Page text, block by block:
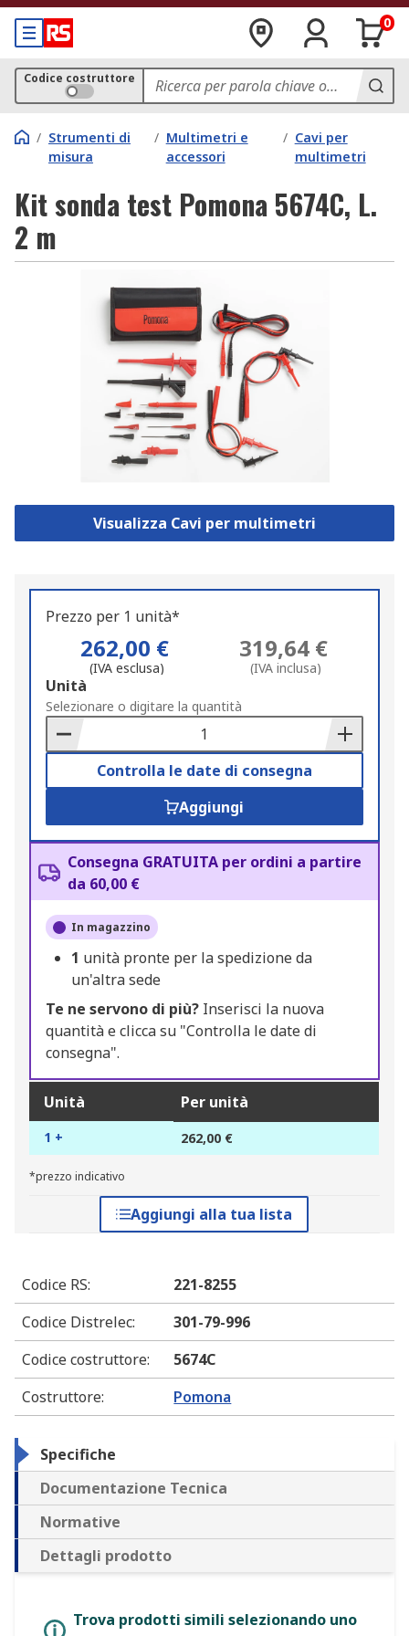
0
Codice costruttore
/ Strumenti di
misura
/ Multimetri e
accessori
/ Cavi per
multimetri
Kit sonda test Pomona 5674C, L.
2 m
Visualizza Cavi per multimetri
Prezzo per 1 unità*
262,00 €
(IVA esclusa)
319,64 €
(IVA inclusa)
Add
to
Basket
Unità
Selezionare o digitare la quantità
Controlla le date di consegna
Aggiungi
Consegna GRATUITA per ordini a partire
da 60,00 €
In magazzino
1 unità pronte per la spedizione da
un'altra sede
Te ne servono di più? Inserisci la nuova
quantità e clicca su "Controlla le date di
consegna".
Unità Per unità
1 + 262,00 €
*prezzo indicativo
Aggiungi alla tua lista
Codice RS:
221-8255
Codice Distrelec:
301-79-996
Codice costruttore:
5674C
Costruttore: Pomona
Specifiche
Documentazione Tecnica
Normative
Dettagli prodotto
Trova prodotti simili selezionando uno